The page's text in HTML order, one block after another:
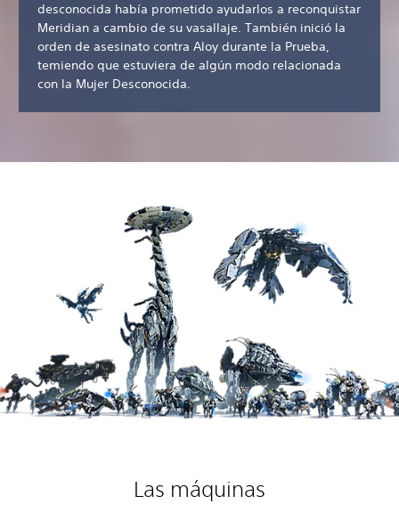
desconocida había prometido ayudarlos a reconquistar
Meridian a cambio de su vasallaje. También inició la
orden de asesinato contra Aloy durante la Prueba,
temiendo que estuviera de algún modo relacionada
con la Mujer Desconocida.
Las máquinas